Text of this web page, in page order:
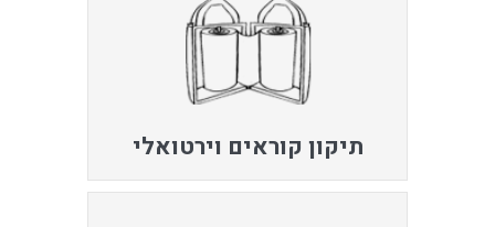
תיקון קוראים וירטואלי